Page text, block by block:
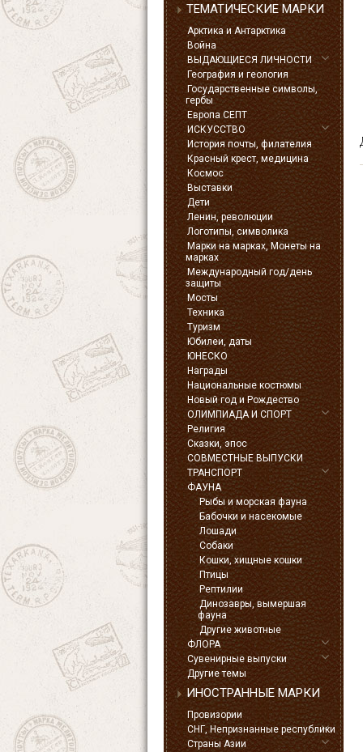
ТЕМАТИЧЕСКИЕ МАРКИ
Арктика и Антарктика
Война
ВЫДАЮЩИЕСЯ ЛИЧНОСТИ
География и геология
Государственные символы,
гербы
Европа СЕПТ
ИСКУССТВО
История почты, филателия
Красный крест, медицина
Космос
Выставки
Дети
Ленин, революции
Логотипы, символика
Марки на марках, Монеты на
марках
Международный год/день
защиты
Мосты
Техника
Туризм
Юбилеи, даты
ЮНЕСКО
Награды
Национальные костюмы
Новый год и Рождество
ОЛИМПИАДА И СПОРТ
Религия
Сказки, эпос
СОВМЕСТНЫЕ ВЫПУСКИ
ТРАНСПОРТ
ФАУНА
Рыбы и морская фауна
Бабочки и насекомые
Лошади
Собаки
Кошки, хищные кошки
Птицы
Рептилии
Динозавры, вымершая
фауна
Другие животные
ФЛОРА
Сувенирные выпуски
Другие темы
ИНОСТРАННЫЕ МАРКИ
Провизории
СНГ, Непризнанные республики
Страны Азии